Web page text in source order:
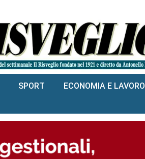
SPORT ECONOMIA E LAVORO